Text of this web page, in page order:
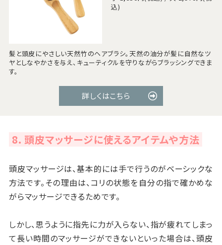
込)
髪と頭皮にやさしい天然竹のヘアブラシ。天然の油分が髪に自然なツ
ヤとしなやかさを与え、キューティクルを守りながらブラッシングできま
す。
詳しくはこちら
8. 頭皮マッサージに使えるアイテムや方法
頭皮マッサージは、基本的には手で行うのがベーシックな
方法です。その理由は、コリの状態を自分の指で確かめな
がらマッサージできるためです。
しかし、思うように指先に力が入らない、指が疲れてしまっ
て長い時間のマッサージができないといった場合は、頭皮